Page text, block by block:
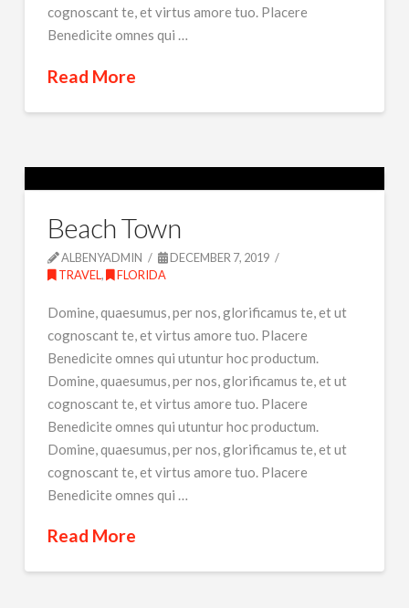
cognoscant te, et virtus amore tuo. Placere
Benedicite omnes qui …
Read More
Beach Town
ALBENYADMIN
DECEMBER 7, 2019
TRAVEL, FLORIDA
Domine, quaesumus, per nos, glorificamus te, et ut
cognoscant te, et virtus amore tuo. Placere
Benedicite omnes qui utuntur hoc productum.
Domine, quaesumus, per nos, glorificamus te, et ut
cognoscant te, et virtus amore tuo. Placere
Benedicite omnes qui utuntur hoc productum.
Domine, quaesumus, per nos, glorificamus te, et ut
cognoscant te, et virtus amore tuo. Placere
Benedicite omnes qui …
Read More